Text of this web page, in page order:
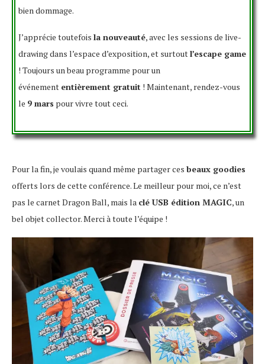
bien dommage.
J’apprécie toutefois la nouveauté, avec les sessions de live-
drawing dans l’espace d’exposition, et surtoutl’escape game
! Toujours un beau programme pour un
événement entièrement gratuit ! Maintenant, rendez-vous
le 9 mars pour vivre tout ceci.
Pour la fin, je voulais quand même partager ces beaux goodies
offerts lors de cette conférence. Le meilleur pour moi, ce n’est
pas le carnet Dragon Ball, mais la clé USB édition MAGIC, un
bel objet collector. Merci à toute l’équipe !